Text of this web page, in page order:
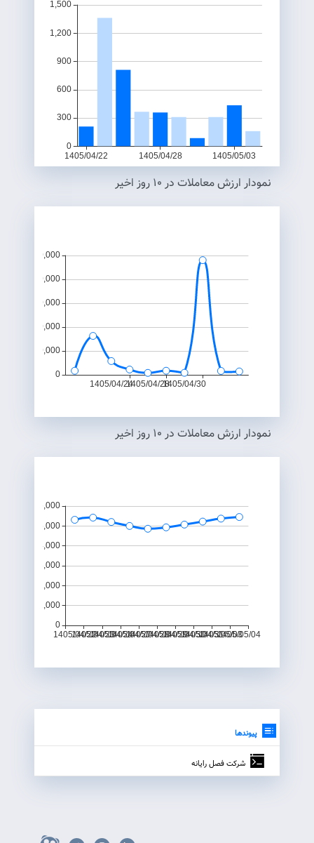
نمودار ارزش معاملات در ۱۰ روز اخير
نمودار ارزش معاملات در ۱۰ روز اخير
پیوندها
شرکت فصل رايانه